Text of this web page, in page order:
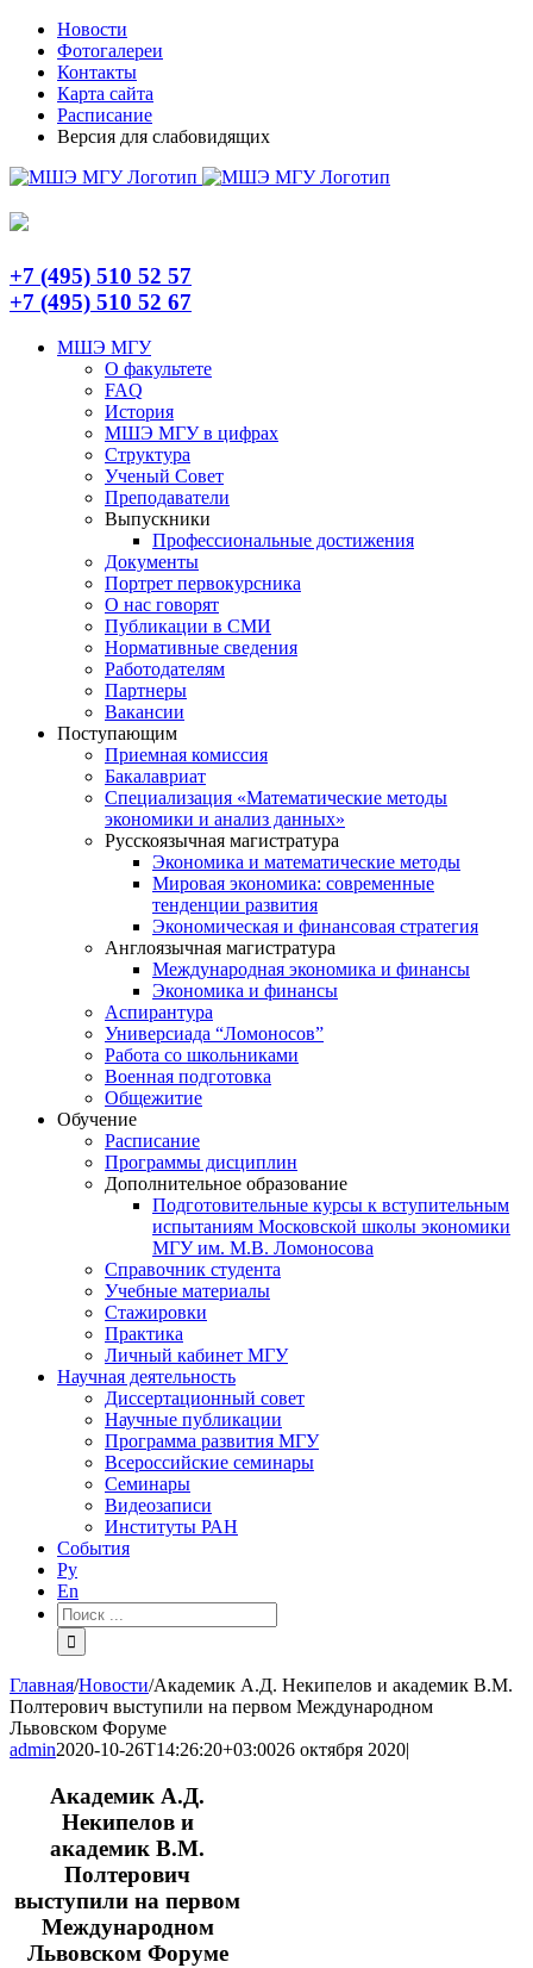
Skip
content
TelegramНовости
Фотогалереи
Контакты
Карта сайта
Расписание
Версия для слабовидящих
+7 (495) 510 52 57
+7 (495) 510 52 67
МШЭ МГУ
О факультете
FAQ
История
МШЭ МГУ в цифрах
Структура
Ученый Совет
Преподаватели
Выпускники
Профессиональные достижения
Документы
Портрет первокурсника
О нас говорят
Публикации в СМИ
Нормативные сведения
Работодателям
Партнеры
Вакансии
Поступающим
Приемная комиссия
Бакалавриат
Специализация «Математические методы
экономики и анализ данных»
Русскоязычная магистратура
Экономика и математические методы
Мировая экономика: современные
тенденции развития
Экономическая и финансовая стратегия
Англоязычная магистратура
Международная экономика и финансы
Экономика и финансы
Аспирантура
Универсиада “Ломоносов”
Работа со школьниками
Военная подготовка
Общежитие
Обучение
Расписание
Программы дисциплин
Дополнительное образование
Подготовительные курсы к вступительным
испытаниям Московской школы экономики
МГУ им. М.В. Ломоносова
Справочник студента
Учебные материалы
Стажировки
Практика
Личный кабинет МГУ
Научная деятельность
Диссертационный совет
Научные публикации
Программа развития МГУ
Всероссийские семинары
Семинары
Видеозаписи
Институты РАН
События
Ру
En
Результат
поиска:
Главная/Новости/Академик А.Д. Некипелов и академик В.М.
Полтерович выступили на первом Международном
Львовском Форуме
admin2020-10-26T14:26:20+03:0026 октября 2020|
Академик А.Д.
Некипелов и
академик В.М.
Полтерович
выступили на первом
Международном
Львовском Форуме